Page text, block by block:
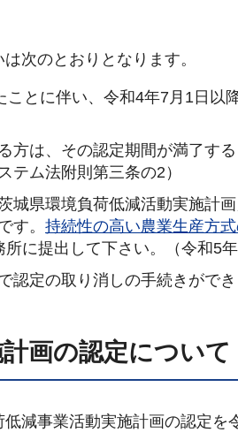
次のとおりとなります。
とに伴い、令和4年7月1日以
方は、その認定期間が満了す
テム法附則第三条の2）
城県環境負荷低減活動実施計
す。 持続性の高い農業生産方
に提出して下さい。（令和5年
定の取り消しの手続きがで
画の認定について
減事業活動実施計画の認定を